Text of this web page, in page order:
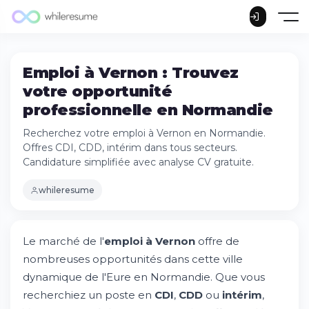
Emploi à Vernon : Trouvez
votre opportunité
professionnelle en Normandie
Recherchez votre emploi à Vernon en Normandie.
Offres CDI, CDD, intérim dans tous secteurs.
Candidature simplifiée avec analyse CV gratuite.
whileresume
Le marché de l'emploi à Vernon offre de
nombreuses opportunités dans cette ville
dynamique de l'Eure en Normandie. Que vous
recherchiez un poste en CDI, CDD ou intérim,